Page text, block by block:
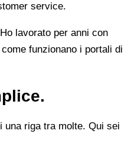
service.
lavorato per anni con
funzionano i portali di
una riga tra molte. Qui sei